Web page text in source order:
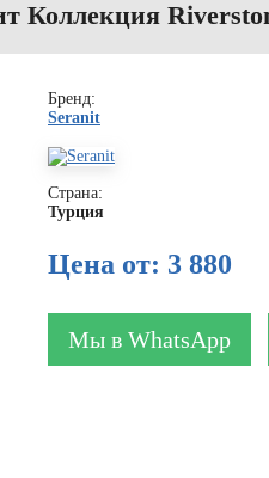
Коллекция
Бренд:
Seranit
Страна:
Турция
Цена от: 3 880
Мы в WhatsApp